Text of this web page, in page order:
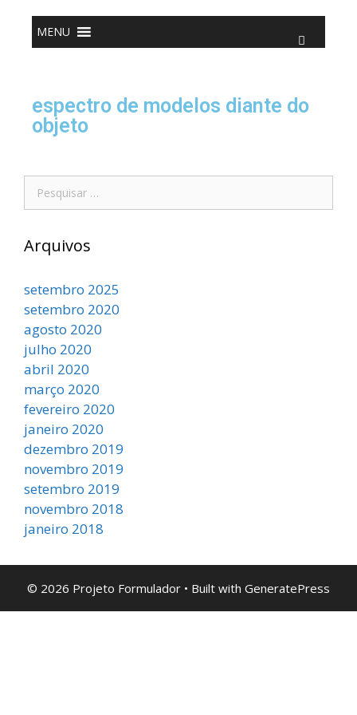
conteúdo
MENU
espectro de modelos diante do
objeto
Arquivos
setembro 2025
setembro 2020
agosto 2020
julho 2020
abril 2020
março 2020
fevereiro 2020
janeiro 2020
dezembro 2019
novembro 2019
setembro 2019
novembro 2018
janeiro 2018
© 2026 Projeto Formulador • Built with GeneratePress